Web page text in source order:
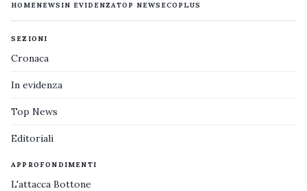
HOMENEWS IN EVIDENZATOP NEWS ECOPLUS
SEZIONI
Cronaca
In evidenza
Top News
Editoriali
APPROFONDIMENTI
L'attacca Bottone